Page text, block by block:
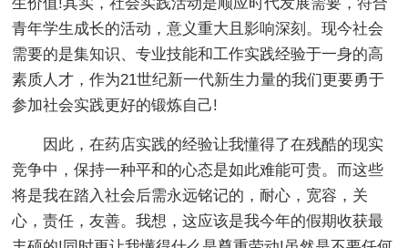
青年学生成长的活动，意义重大且影响深刻。现今社会
需要的是集知识、专业技能和工作实践经验于一身的高
素质人才，作为21世纪新一代新生力量的我们更要勇于
参加社会实践更好的锻炼自己!
因此，在药店实践的经验让我懂得了在残酷的现实
竞争中，保持一种平和的心态是如此难能可贵。而这些
将是我在踏入社会后需永远铭记的，耐心，宽容，关
心，责任，友善。我想，这应该是我今年的假期收获最